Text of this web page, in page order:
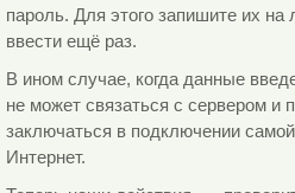
пароль. Для этого запишите их на
ввести ещё раз.
В ином случае, когда данные
не может связаться с сервером и
заключаться в подключении
Интернет.